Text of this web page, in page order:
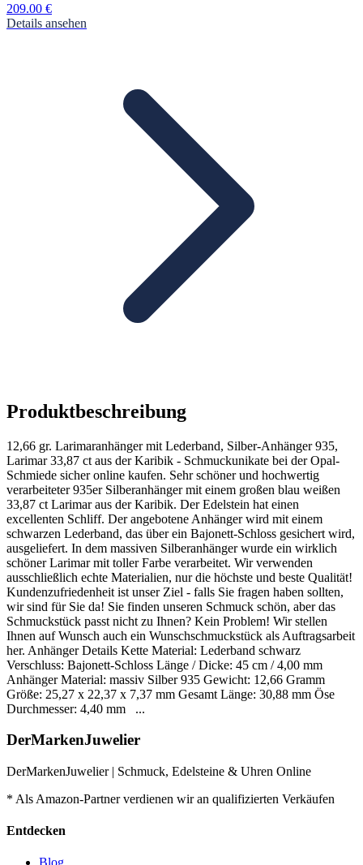
209.00 €
Details ansehen
Produktbeschreibung
12,66 gr. Larimaranhänger mit Lederband, Silber-Anhänger 935,
Larimar 33,87 ct aus der Karibik - Schmuckunikate bei der Opal-
Schmiede sicher online kaufen. Sehr schöner und hochwertig
verarbeiteter 935er Silberanhänger mit einem großen blau weißen
33,87 ct Larimar aus der Karibik. Der Edelstein hat einen
excellenten Schliff. Der angebotene Anhänger wird mit einem
schwarzen Lederband, das über ein Bajonett-Schloss gesichert wird,
ausgeliefert. In dem massiven Silberanhänger wurde ein wirklich
schöner Larimar mit toller Farbe verarbeitet. Wir verwenden
ausschließlich echte Materialien, nur die höchste und beste Qualität!
Kundenzufriedenheit ist unser Ziel - falls Sie fragen haben sollten,
wir sind für Sie da! Sie finden unseren Schmuck schön, aber das
Schmuckstück passt nicht zu Ihnen? Kein Problem! Wir stellen
Ihnen auf Wunsch auch ein Wunschschmuckstück als Auftragsarbeit
her. Anhänger Details Kette Material: Lederband schwarz
Verschluss: Bajonett-Schloss Länge / Dicke: 45 cm / 4,00 mm
Anhänger Material: massiv Silber 935 Gewicht: 12,66 Gramm
Größe: 25,27 x 22,37 x 7,37 mm Gesamt Länge: 30,88 mm Öse
Durchmesser: 4,40 mm ...
DerMarkenJuwelier
DerMarkenJuwelier | Schmuck, Edelsteine & Uhren Online
* Als Amazon-Partner verdienen wir an qualifizierten Verkäufen
Entdecken